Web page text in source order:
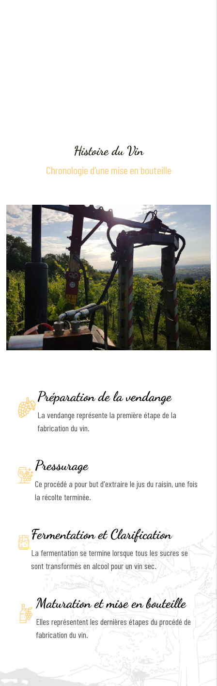
Histoire du Vin
Chronologie d'une mise en bouteille
Préparation de la vendange
La vendange représente la première étape de la
fabrication du vin.
Pressurage
Ce procédé a pour but d'extraire le jus du raisin, une fois
la récolte terminée.
Fermentation et Clarification
La fermentation se termine lorsque tous les sucres se
sont transformés en alcool pour un vin sec.
Maturation et mise en bouteille
Elles représentent les dernières étapes du procédé de
fabrication du vin.